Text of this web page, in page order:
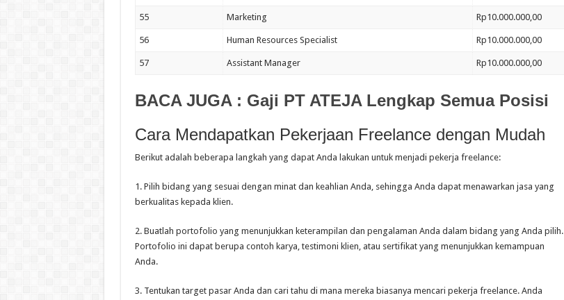
55 Marketing Rp10.000.000,00
56 Human Resources Specialist Rp10.000.000,00
57 Assistant Manager Rp10.000.000,00
BACA JUGA : Gaji PT ATEJA Lengkap Semua Posisi
Cara Mendapatkan Pekerjaan Freelance dengan Mudah
Berikut adalah beberapa langkah yang dapat Anda lakukan untuk menjadi pekerja freelance:
1. Pilih bidang yang sesuai dengan minat dan keahlian Anda, sehingga Anda dapat menawarkan jasa yang
berkualitas kepada klien.
2. Buatlah portofolio yang menunjukkan keterampilan dan pengalaman Anda dalam bidang yang Anda pilih.
Portofolio ini dapat berupa contoh karya, testimoni klien, atau sertifikat yang menunjukkan kemampuan
Anda.
3. Tentukan target pasar Anda dan cari tahu di mana mereka biasanya mencari pekerja freelance. Anda